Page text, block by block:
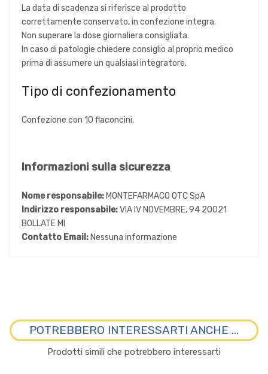
La data di scadenza si riferisce al prodotto
correttamente conservato, in confezione integra.
Non superare la dose giornaliera consigliata.
In caso di patologie chiedere consiglio al proprio medico
prima di assumere un qualsiasi integratore.
Tipo di confezionamento
Confezione con 10 flaconcini.
Informazioni sulla sicurezza
Nome responsabile: MONTEFARMACO OTC SpA
Indirizzo responsabile:VIA IV NOVEMBRE, 94 20021
BOLLATE MI
Contatto Email: Nessuna informazione
POTREBBERO INTERESSARTI ANCHE ...
Prodotti simili che potrebbero interessarti